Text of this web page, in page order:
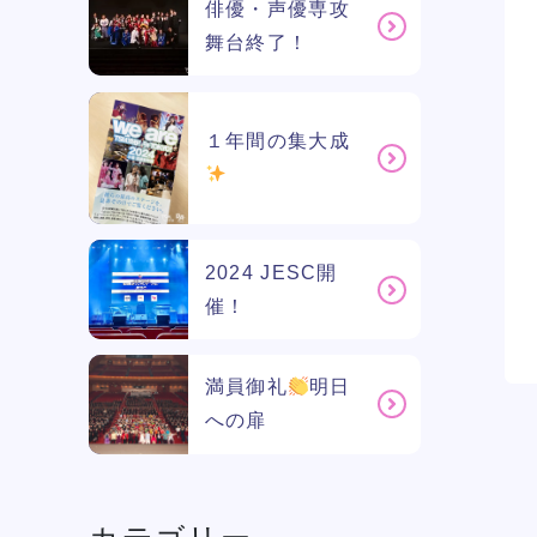
俳優・声優専攻
舞台終了！
１年間の集大成
2024 JESC開
催！
満員御礼
明日
への扉